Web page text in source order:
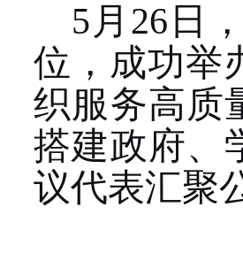
5月26日
位，成功举
织服务高质
搭建政府、
议代表汇聚